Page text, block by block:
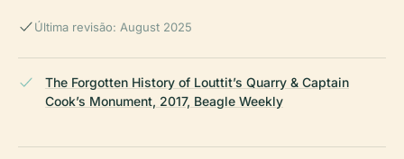
Última revisão: August 2025
The Forgotten History of Louttit’s Quarry & Captain
Cook’s Monument, 2017, Beagle Weekly